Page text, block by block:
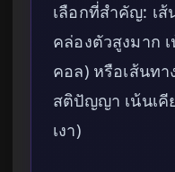
เลือกที่สำคัญ: เ
คล่องตัวสูงมาก
คอล) หรือเส้นท
สติปัญญา เน้นเ
เงา)